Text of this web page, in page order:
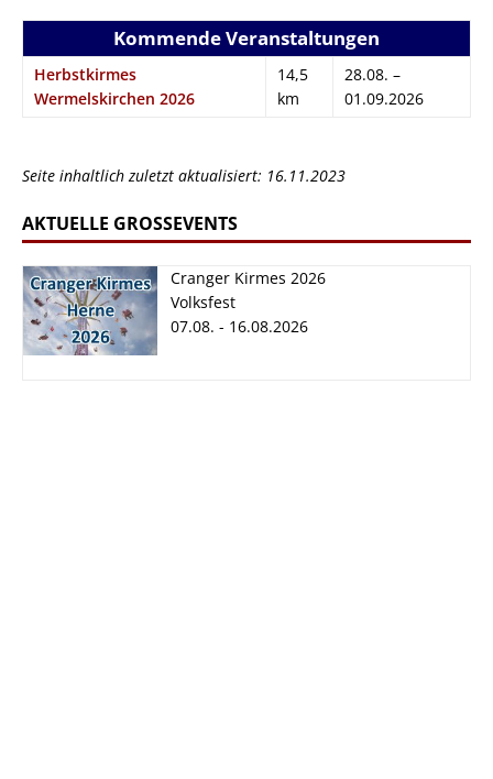
Kommende Veranstaltungen
Herbstkirmes
Wermelskirchen 2026
14,5
km
28.08. –
01.09.2026
Seite inhaltlich zuletzt aktualisiert: 16.11.2023
AKTUELLE GROSSEVENTS
Cranger Kirmes 2026
Volksfest
07.08. - 16.08.2026